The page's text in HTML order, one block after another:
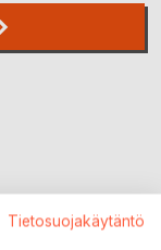
Tietosuojakäytäntö